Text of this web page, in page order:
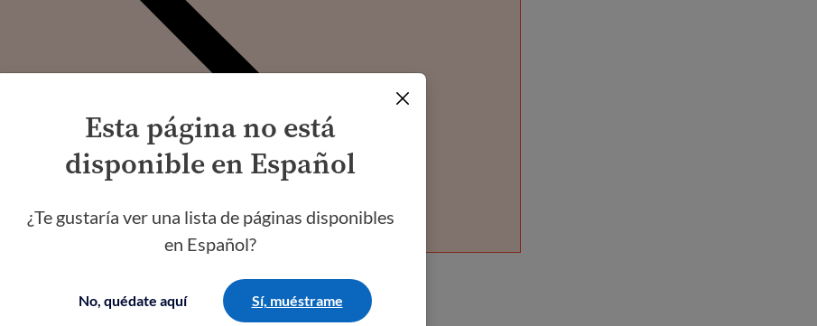
Esta página no está
disponible en Español
¿Te gustaría ver una lista de páginas disponibles
en Español?
No, quédate aquí Sí, muéstrame